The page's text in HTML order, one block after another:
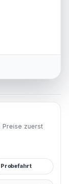
Preise zuerst
Probefahrt